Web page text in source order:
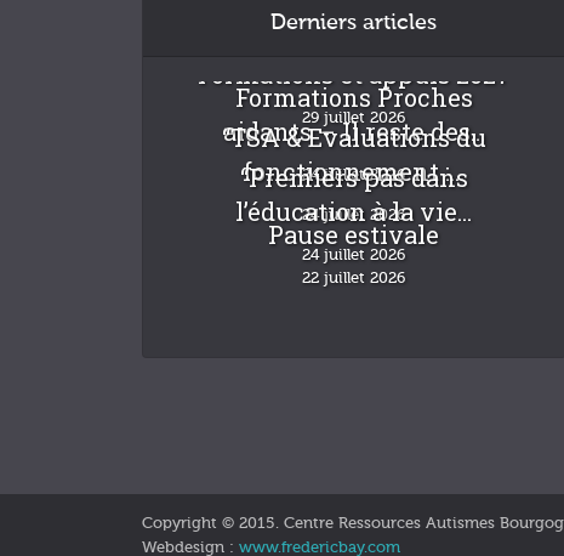
Derniers articles
Formations et appuis 2027
29 juillet 2026
Formations Proches
aidants – Il reste des...
24 juillet 2026
“TSA & Evaluations du
fonctionnement :...
24 juillet 2026
“Premiers pas dans
l’éducation à la vie...
24 juillet 2026
Pause estivale
22 juillet 2026
Copyright © 2015. Centre Ressources Autismes
Webdesign : www.fredericbay.com